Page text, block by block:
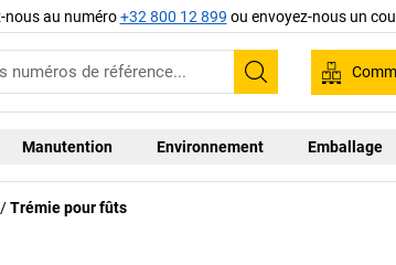
nous au numéro+32 800 12 899 ou envoyez-nous un
Recherche
Manutention Environnement Emballage
Trémie pour fûts